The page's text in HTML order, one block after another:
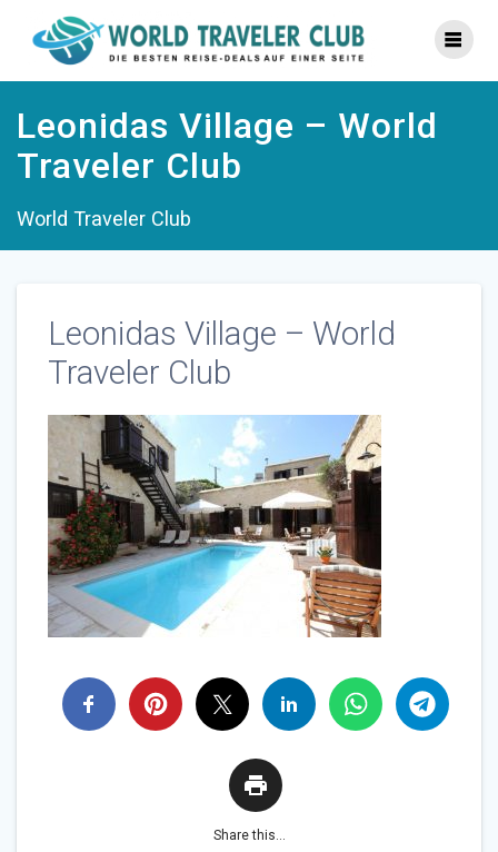
Inhalt
springen
Leonidas Village – World
Traveler Club
World Traveler Club
Leonidas Village – World
Traveler Club
Share this...